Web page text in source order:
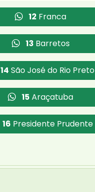
12 Franca
13 Barretos
14 São José do Rio Preto
15 Araçatuba
16 Presidente Prudente